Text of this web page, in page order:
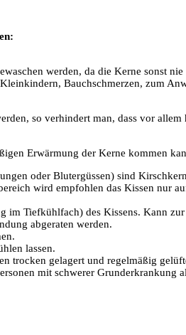
werden, da die Kerne sonst
Bauchschmerzen, zum
so verhindert man, dass vor
Erwärmung der Kerne kommen
oder Blutergüssen) sind
wird empfohlen das Kissen nur
Tiefkühlfach) des Kissens. Kann
abgeraten werden.
lassen.
gelagert und regelmäßig
mit schwerer Grunderkrankung